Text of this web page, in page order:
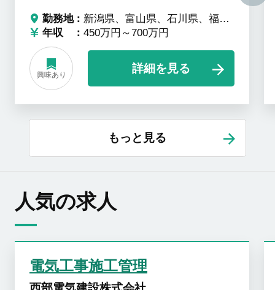
勤務地
新潟県、富山県、石川県、福井県
年収
450万円～700万円
興味あり
詳細を見る
もっと見る
人気の求人
電気工事施工管理